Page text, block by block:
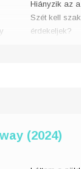
Hiányzik az
Szét kell
érdekeljek?
(2024)